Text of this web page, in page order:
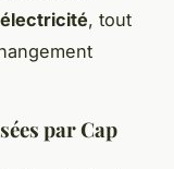
, tout
par Cap